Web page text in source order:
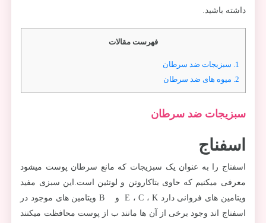
داشته باشید.
فهرست مقالات
1. سبزیجات ضد سرطان
2. میوه های ضد سرطان
سبزیجات ضد سرطان
اسفناج
اسفناج را به عنوان یک سبزیجات که مانع سرطان پوست میشود
معرفی میکنیم که حاوی بتاکاروتن و لوتئین است.این سبزی مفید
ویتامین های فروانی دارد E ، C ، K و B ویتامین های موجود در
اسفناج اند وجود برخی از آن ها مانند ب از پوست محافظت میکنند